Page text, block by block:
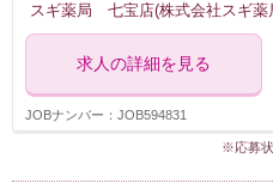
スギ薬局 七宝店(株式会社スギ薬
求人の詳細を見る
JOBナンバー：JOB594831
※応募状